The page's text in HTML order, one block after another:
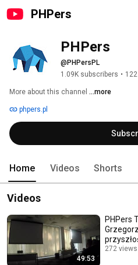
PHPers
PHPers
@PHPersPL
1.09K subscribers •
More about this channel ...more
phpers.pl
Home Videos Shorts
Videos
49:53
PHPers
272 views